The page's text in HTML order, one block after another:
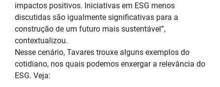
impactos positivos. Iniciativas em ESG menos
discutidas são igualmente significativas para a
construção de um futuro mais sustentável”,
contextualizou.
Nesse cenário, Tavares trouxe alguns exemplos do
cotidiano, nos quais podemos enxergar a relevância do
ESG. Veja: